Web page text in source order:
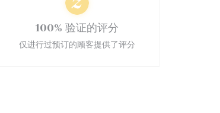
100% 验证的评分
仅进行过预订的顾客提供了评分